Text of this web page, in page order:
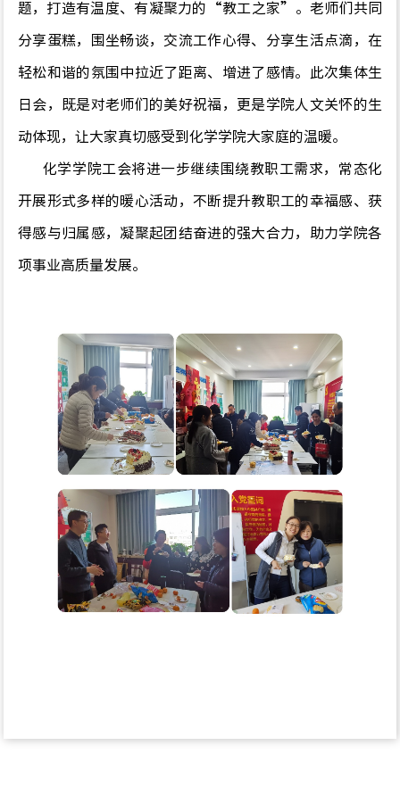
题，打造有温度、有凝聚力的 “教工之家” 。老师们共同
分享蛋糕，围坐畅谈，交流工作心得、分享生活点滴，在
轻松和谐的氛围中拉近了距离、增进了感情。此次集体生
日会，既是对老师们的美好祝福，更是学院人文关怀的生
动体现，让大家真切感受到化学学院大家庭的温暖。
化学学院工会将进一步继续围绕教职工需求，常态化
开展形式多样的暖心活动，不断提升教职工的幸福感、获
得感与归属感，凝聚起团结奋进的强大合力，助力学院各
项事业高质量发展。